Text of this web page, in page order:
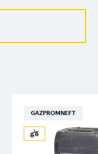
GAZPROMNEFT